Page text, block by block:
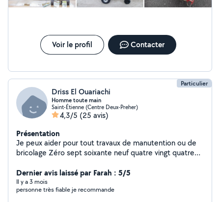
Voir le profil Contacter
Particulier
Driss El Ouariachi
Homme toute main
Saint-Étienne (Centre Deux-Preher)
4,3/5 (25 avis)
Présentation
Je peux aider pour tout travaux de manutention ou de
bricolage Zéro sept soixante neuf quatre vingt quatre
Dernier avis laissé par Farah : 5/5
Il y a 3 mois
personne très fiable je recommande